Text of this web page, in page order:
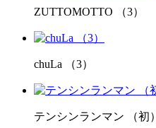
ZUTTOMOTTO （3）
chuLa （3）
テンシンランマン （初）